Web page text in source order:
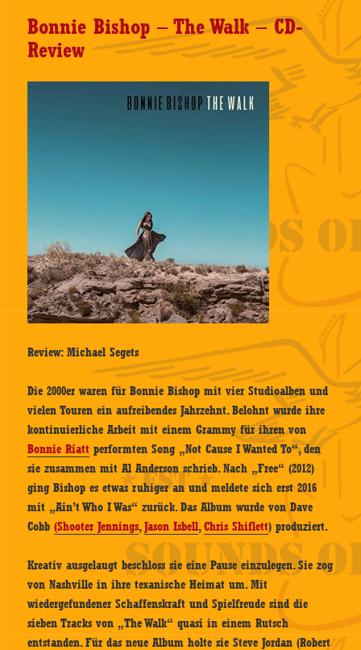
Bonnie Bishop – The Walk – CD-
Review
Review: Michael Segets
Die 2000er waren für Bonnie Bishop mit vier Studioalben und
vielen Touren ein aufreibendes Jahrzehnt. Belohnt wurde ihre
kontinuierliche Arbeit mit einem Grammy für ihren von
Bonnie Riatt performten Song „Not Cause I Wanted To“, den
sie zusammen mit Al Anderson schrieb. Nach „Free“ (2012)
ging Bishop es etwas ruhiger an und meldete sich erst 2016
mit „Ain’t Who I Was“ zurück. Das Album wurde von Dave
Cobb(Shooter Jennings,Jason Isbell,Chris Shiflett) produziert.
Kreativ ausgelaugt beschloss sie eine Pause einzulegen. Sie zog
von Nashville in ihre texanische Heimat um. Mit
wiedergefundener Schaffenskraft und Spielfreude sind die
sieben Tracks von „The Walk“ quasi in einem Rutsch
entstanden. Für das neue Album holte sie Steve Jordan (Robert